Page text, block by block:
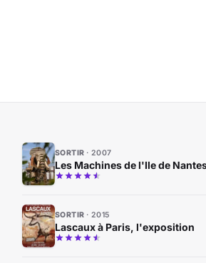
SORTIR 2007
Les Machines de l'Ile de
SORTIR 2015
Lascaux à Paris, l'exposition